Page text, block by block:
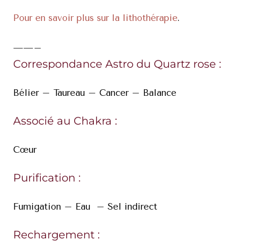
Pour en savoir plus sur la lithothérapie.
——–
Correspondance Astro du Quartz rose :
Bélier – Taureau – Cancer – Balance
Associé au Chakra :
Cœur
Purification :
Fumigation – Eau – Sel indirect
Rechargement :